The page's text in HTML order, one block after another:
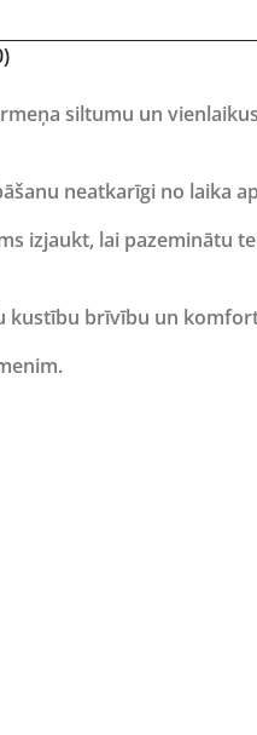
siltumu un
neatkarīgi no laika
izjaukt, lai pazeminātu
kustību brīvību un